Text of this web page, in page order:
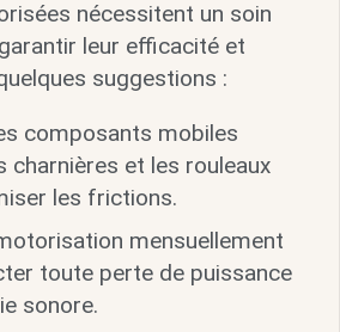
nécessitent un soin
leur efficacité et
suggestions :
composants mobiles
charnières et les rouleaux
les frictions.
mensuellement
toute perte de puissance
sonore.